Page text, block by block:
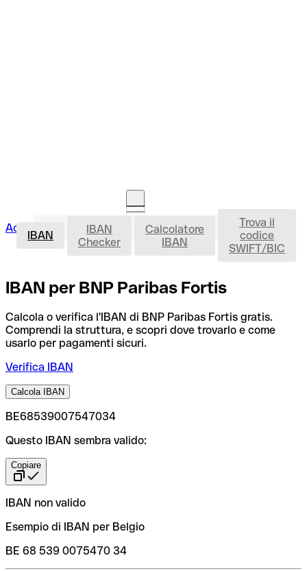
Accedi Avvia la procedura IBAN
IBAN
IBAN
Checker
Calcolatore
IBAN
Trova il
codice
SWIFT/BIC
IBAN per BNP Paribas Fortis
Calcola o verifica l'IBAN di BNP Paribas Fortis gratis.
Comprendi la struttura, e scopri dove trovarlo e come
usarlo per pagamenti sicuri.
Verifica IBAN
Calcola IBAN
BE68539007547034
Questo IBAN sembra valido:
Copiare
IBAN non valido
Esempio di IBAN per Belgio
BE 68 539 0075470 34